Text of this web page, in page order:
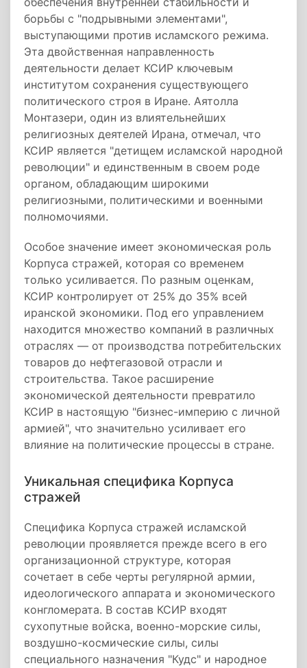
борьбы с "подрывными элементами",
выступающими против исламского режима.
Эта двойственная направленность
деятельности делает КСИР ключевым
институтом сохранения существующего
политического строя в Иране. Аятолла
Монтазери, один из влиятельнейших
религиозных деятелей Ирана, отмечал, что
КСИР является "детищем исламской народной
революции" и единственным в своем роде
органом, обладающим широкими
религиозными, политическими и военными
полномочиями.
Особое значение имеет экономическая роль
Корпуса стражей, которая со временем
только усиливается. По разным оценкам,
КСИР контролирует от 25% до 35% всей
иранской экономики. Под его управлением
находится множество компаний в различных
отраслях — от производства потребительских
товаров до нефтегазовой отрасли и
строительства. Такое расширение
экономической деятельности превратило
КСИР в настоящую "бизнес-империю с личной
армией", что значительно усиливает его
влияние на политические процессы в стране.
Уникальная специфика Корпуса
стражей
Специфика Корпуса стражей исламской
революции проявляется прежде всего в его
организационной структуре, которая
сочетает в себе черты регулярной армии,
идеологического аппарата и экономического
конгломерата. В состав КСИР входят
сухопутные войска, военно-морские силы,
воздушно-космические силы, силы
специального назначения "Кудс" и народное